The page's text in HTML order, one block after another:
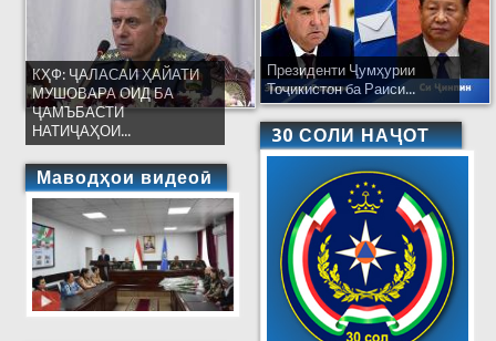
КҲФ: ҶАЛАСАИ ҲАЙАТИ
МУШОВАРА ОИД БА
ҶАМЪБАСТИ
НАТИҶАҲОИ...
Маводҳои видеоӣ
Президенти Ҷумҳурии
Тоҷикистон ба Раиси...
30 СОЛИ НАҶОТ